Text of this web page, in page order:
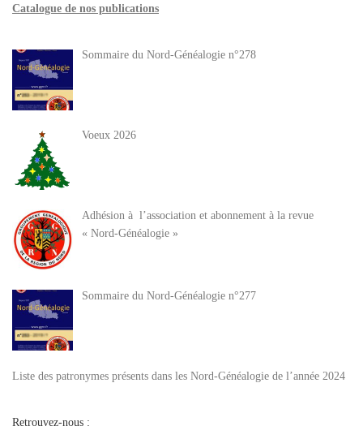
Catalogue de nos publications
Sommaire du Nord-Généalogie n°278
Voeux 2026
Adhésion à l’association et abonnement à la revue
« Nord-Généalogie »
Sommaire du Nord-Généalogie n°277
Liste des patronymes présents dans les Nord-Généalogie de l’année 2024
Retrouvez-nous :